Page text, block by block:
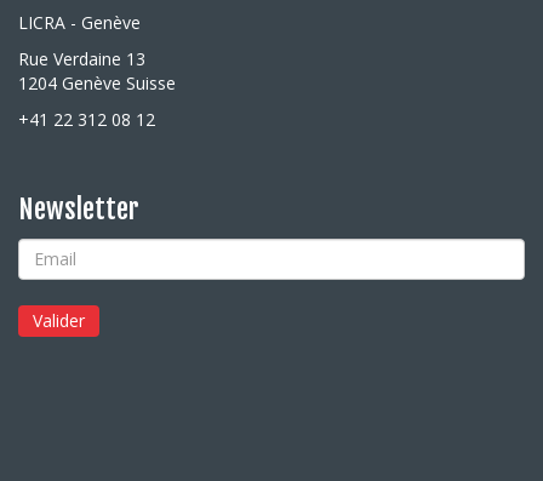
LICRA - Genève
Rue Verdaine 13
1204 Genève Suisse
+41 22 312 08 12
Newsletter